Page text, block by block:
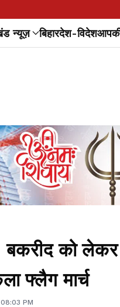
न्यूज़ बिहारदेश-विदेश
को लेकर
फ्लैग मार्च
PM